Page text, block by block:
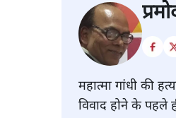
महात्मा गांधी की
विवाद होने के पहले